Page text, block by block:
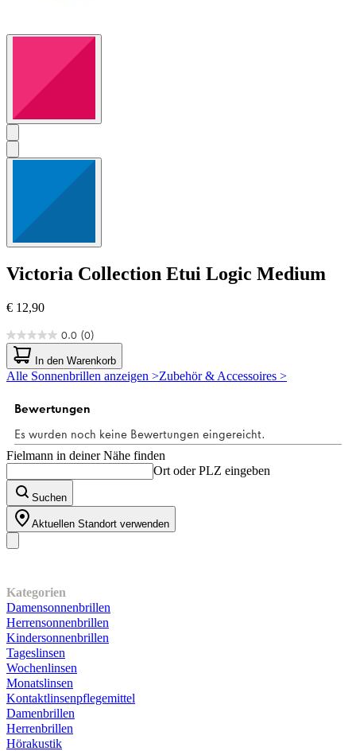
Victoria Collection Etui Logic Medium
€ 12,90
0.0 (0)
0.0
von
5
Sternen.
In den Warenkorb
Alle Sonnenbrillen anzeigen >Zubehör & Accessoires >
Fielmann in deiner Nähe finden
Ort oder PLZ eingeben
Suchen
Aktuellen Standort verwenden
Kategorien
Damensonnenbrillen
Herrensonnenbrillen
Kindersonnenbrillen
Tageslinsen
Wochenlinsen
Monatslinsen
Kontaktlinsenpflegemittel
Damenbrillen
Herrenbrillen
Hörakustik